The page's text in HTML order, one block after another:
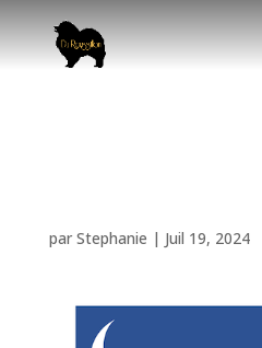
par Stephanie | Juil 19, 2024